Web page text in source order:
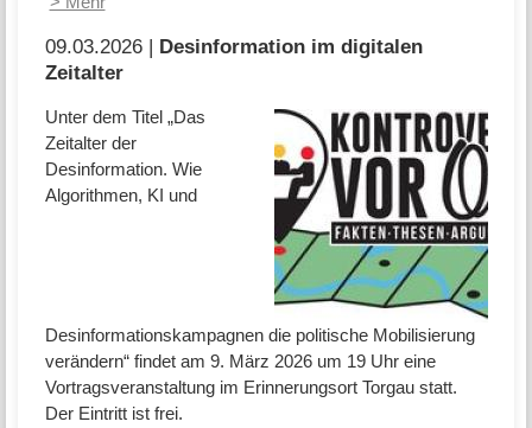
09.03.2026 | Desinformation im digitalen
Zeitalter
Unter dem Titel „Das
Zeitalter der
Desinformation. Wie
Algorithmen, KI und
Desinformationskampagnen die politische Mobilisierung
verändern“ findet am 9. März 2026 um 19 Uhr eine
Vortragsveranstaltung im Erinnerungsort Torgau statt.
Der Eintritt ist frei.